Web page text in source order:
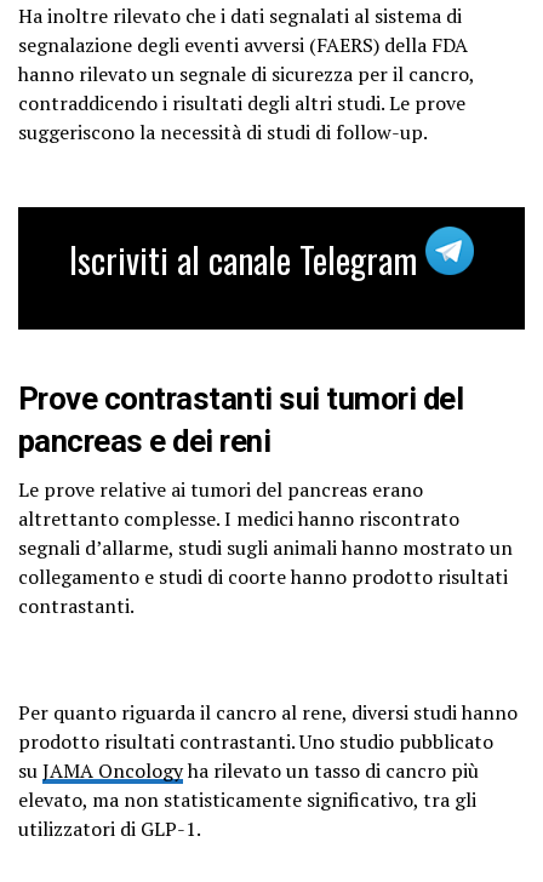
Ha inoltre rilevato che i dati segnalati al sistema di
segnalazione degli eventi avversi (FAERS) della FDA
hanno rilevato un segnale di sicurezza per il cancro,
contraddicendo i risultati degli altri studi. Le prove
suggeriscono la necessità di studi di follow-up.
Iscriviti al canale Telegram
Prove contrastanti sui tumori del
pancreas e dei reni
Le prove relative ai tumori del pancreas erano
altrettanto complesse. I medici hanno riscontrato
segnali d’allarme, studi sugli animali hanno mostrato un
collegamento e studi di coorte hanno prodotto risultati
contrastanti.
Per quanto riguarda il cancro al rene, diversi studi hanno
prodotto risultati contrastanti. Uno studio pubblicato
suJAMA Oncologyha rilevato un tasso di cancro più
elevato, ma non statisticamente significativo, tra gli
utilizzatori di GLP-1.